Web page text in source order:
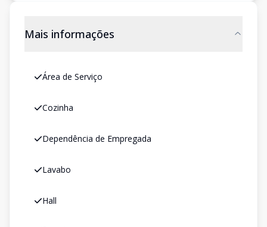
Mais informações
Área de Serviço
Cozinha
Dependência de Empregada
Lavabo
Hall